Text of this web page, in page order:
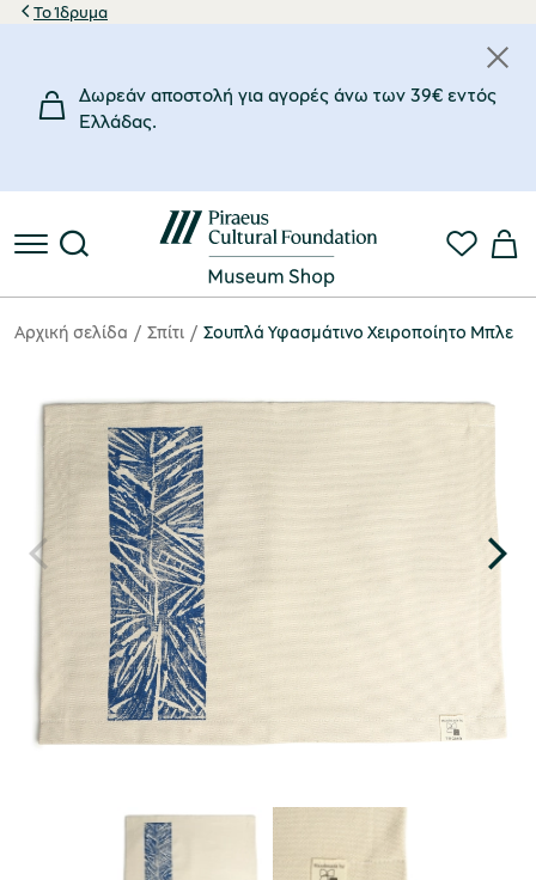
Το Ίδρυμα
Δωρεάν αποστολή για αγορές άνω των 39€ εντός
Eλλάδας.
Αρχική σελίδα Σπίτι Σουπλά Υφασμάτινο Χειροποίητο Μπλε